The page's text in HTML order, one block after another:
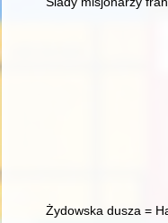
Żydowska dusza =